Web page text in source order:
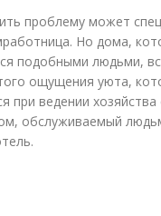
проблему может
Но дома,
подобными людьми,
ощущения уюта,
при ведении
обслуживаемый